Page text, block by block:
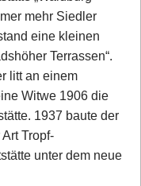
mehr Siedler
eine kleinen
Terrassen“.
litt an einem
Witwe 1906 die
1937 baute der
Tropf-
unter dem neue